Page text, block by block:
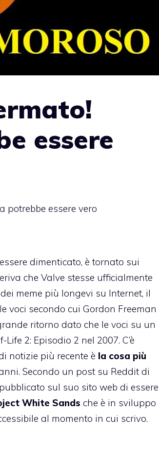
essere
potrebbe essere vero
dimenticato, è tornato sui
che Valve stesse ufficialmente
meme più longevi su Internet, il
voci secondo cui Gordon Freeman
ritorno dato che le voci su un
2: Episodio 2 nel 2007. C’è
notizie più recente è la cosa più
Secondo un post su Reddit di
sul suo sito web di essere
White Sands che è in sviluppo
al momento in cui scrivo.